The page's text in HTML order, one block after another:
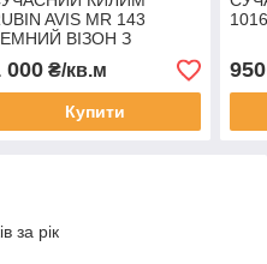
AVIS MR 143
ВІЗОН З
000₴/кв.м
Купити
950
за рік